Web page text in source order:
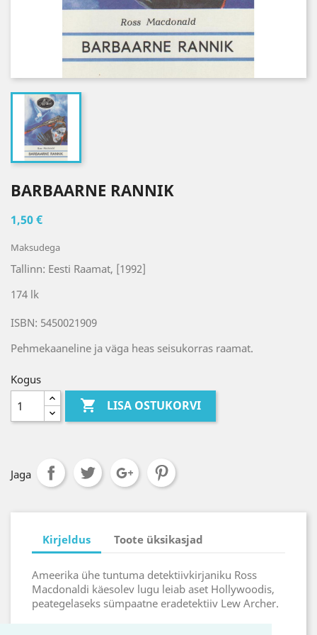
BARBAARNE RANNIK
1,50 €
Maksudega
Tallinn: Eesti Raamat, [1992]
174 lk
ISBN: 5450021909
Pehmekaaneline ja väga heas seisukorras raamat.
Kogus
 LISA OSTUKORVI
Jaga
Kirjeldus Toote üksikasjad
Ameerika ühe tuntuma detektiivkirjaniku Ross
Macdonaldi käesolev lugu leiab aset Hollywoodis,
peategelaseks sümpaatne eradetektiiv Lew Archer.